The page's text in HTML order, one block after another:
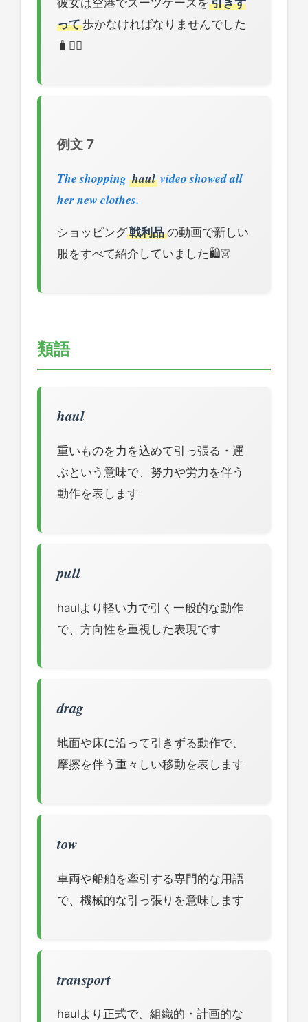
彼女は空港でスーツケースを 引きず
って歩かなければなりませんでした
🧳🏃‍♀️
例文 7
The shopping haul video showed all
her new clothes.
ショッピング戦利品の動画で新しい
服をすべて紹介していました🛍️👗
類語
haul
重いものを力を込めて引っ張る・運
ぶという意味で、努力や労力を伴う
動作を表します
pull
haulより軽い力で引く一般的な動作
で、方向性を重視した表現です
drag
地面や床に沿って引きずる動作で、
摩擦を伴う重々しい移動を表します
tow
車両や船舶を牽引する専門的な用語
で、機械的な引っ張りを意味します
transport
haulより正式で、組織的・計画的な